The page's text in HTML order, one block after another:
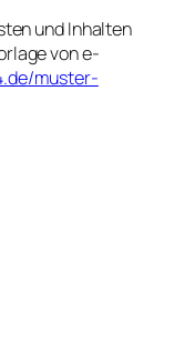
und Inhalten
von e-
muster-